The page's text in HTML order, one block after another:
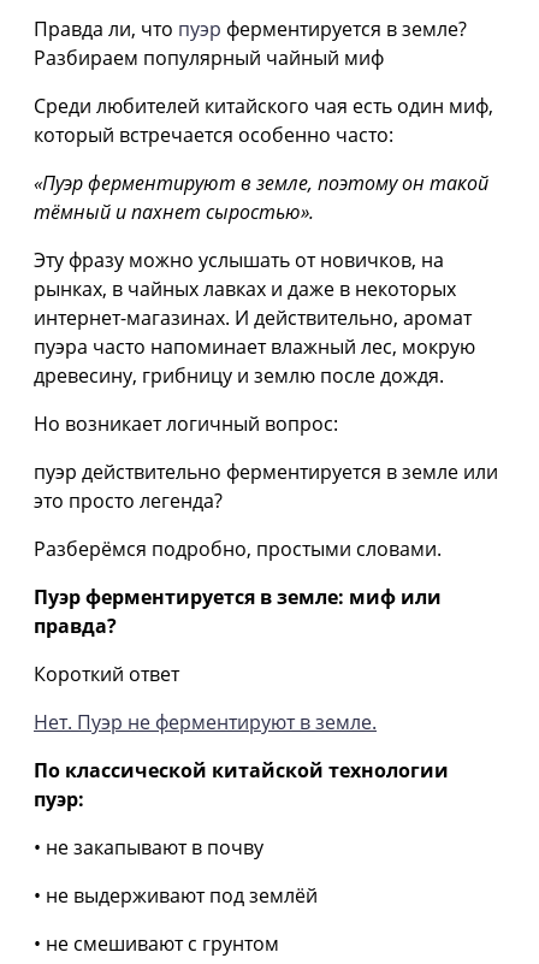
Правда ли, что пуэр ферментируется в земле?
Разбираем популярный чайный миф
Среди любителей китайского чая есть один миф,
который встречается особенно часто:
«Пуэр ферментируют в земле, поэтому он такой
тёмный и пахнет сыростью».
Эту фразу можно услышать от новичков, на
рынках, в чайных лавках и даже в некоторых
интернет-магазинах. И действительно, аромат
пуэра часто напоминает влажный лес, мокрую
древесину, грибницу и землю после дождя.
Но возникает логичный вопрос:
пуэр действительно ферментируется в земле или
это просто легенда?
Разберёмся подробно, простыми словами.
Пуэр ферментируется в земле: миф или
правда?
Короткий ответ
Нет. Пуэр не ферментируют в земле.
По классической китайской технологии
пуэр:
• не закапывают в почву
• не выдерживают под землёй
• не смешивают с грунтом